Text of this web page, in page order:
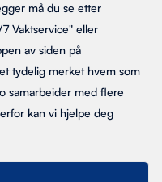
må du se etter
Vaktservice" eller
av siden på
tydelig merket hvem som
samarbeider med flere
kan vi hjelpe deg